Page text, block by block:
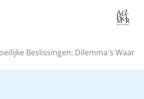
Beslissingen: Dilemma's Waar